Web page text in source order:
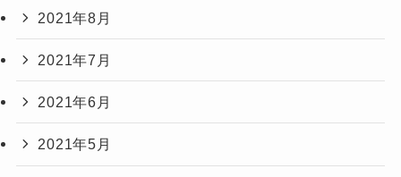
2021年8月
2021年7月
2021年6月
2021年5月